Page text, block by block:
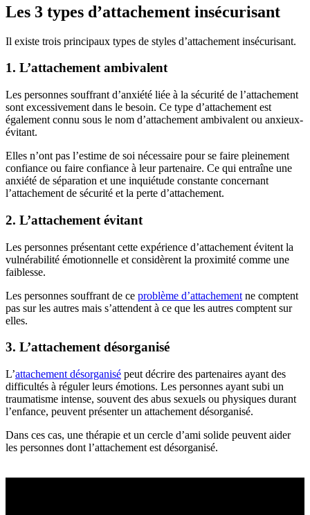
Les 3 types d’attachement insécurisant
Il existe trois principaux types de styles d’attachement insécurisant.
1. L’attachement ambivalent
Les personnes souffrant d’anxiété liée à la sécurité de l’attachement
sont excessivement dans le besoin. Ce type d’attachement est
également connu sous le nom d’attachement ambivalent ou anxieux-
évitant.
Elles n’ont pas l’estime de soi nécessaire pour se faire pleinement
confiance ou faire confiance à leur partenaire. Ce qui entraîne une
anxiété de séparation et une inquiétude constante concernant
l’attachement de sécurité et la perte d’attachement.
2. L’attachement évitant
Les personnes présentant cette expérience d’attachement évitent la
vulnérabilité émotionnelle et considèrent la proximité comme une
faiblesse.
Les personnes souffrant de ce problème d’attachement ne comptent
pas sur les autres mais s’attendent à ce que les autres comptent sur
elles.
3. L’attachement désorganisé
L’attachement désorganisé peut décrire des partenaires ayant des
difficultés à réguler leurs émotions. Les personnes ayant subi un
traumatisme intense, souvent des abus sexuels ou physiques durant
l’enfance, peuvent présenter un attachement désorganisé.
Dans ces cas, une thérapie et un cercle d’ami solide peuvent aider
les personnes dont l’attachement est désorganisé.